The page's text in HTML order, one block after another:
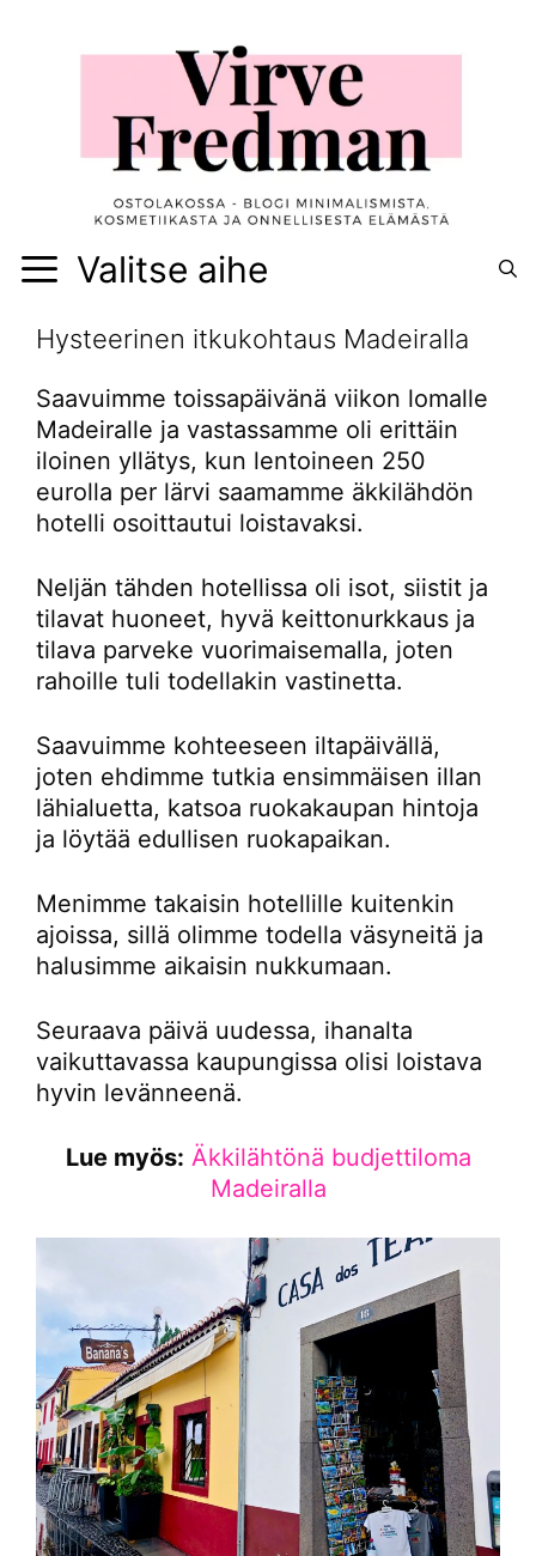
Valitse aihe
Hysteerinen itkukohtaus Madeiralla
Saavuimme toissapäivänä viikon lomalle
Madeiralle ja vastassamme oli erittäin
iloinen yllätys, kun lentoineen 250
eurolla per lärvi saamamme äkkilähdön
hotelli osoittautui loistavaksi.
Neljän tähden hotellissa oli isot, siistit ja
tilavat huoneet, hyvä keittonurkkaus ja
tilava parveke vuorimaisemalla, joten
rahoille tuli todellakin vastinetta.
Saavuimme kohteeseen iltapäivällä,
joten ehdimme tutkia ensimmäisen illan
lähialuetta, katsoa ruokakaupan hintoja
ja löytää edullisen ruokapaikan.
Menimme takaisin hotellille kuitenkin
ajoissa, sillä olimme todella väsyneitä ja
halusimme aikaisin nukkumaan.
Seuraava päivä uudessa, ihanalta
vaikuttavassa kaupungissa olisi loistava
hyvin levänneenä.
Lue myös: Äkkilähtönä budjettiloma
Madeiralla